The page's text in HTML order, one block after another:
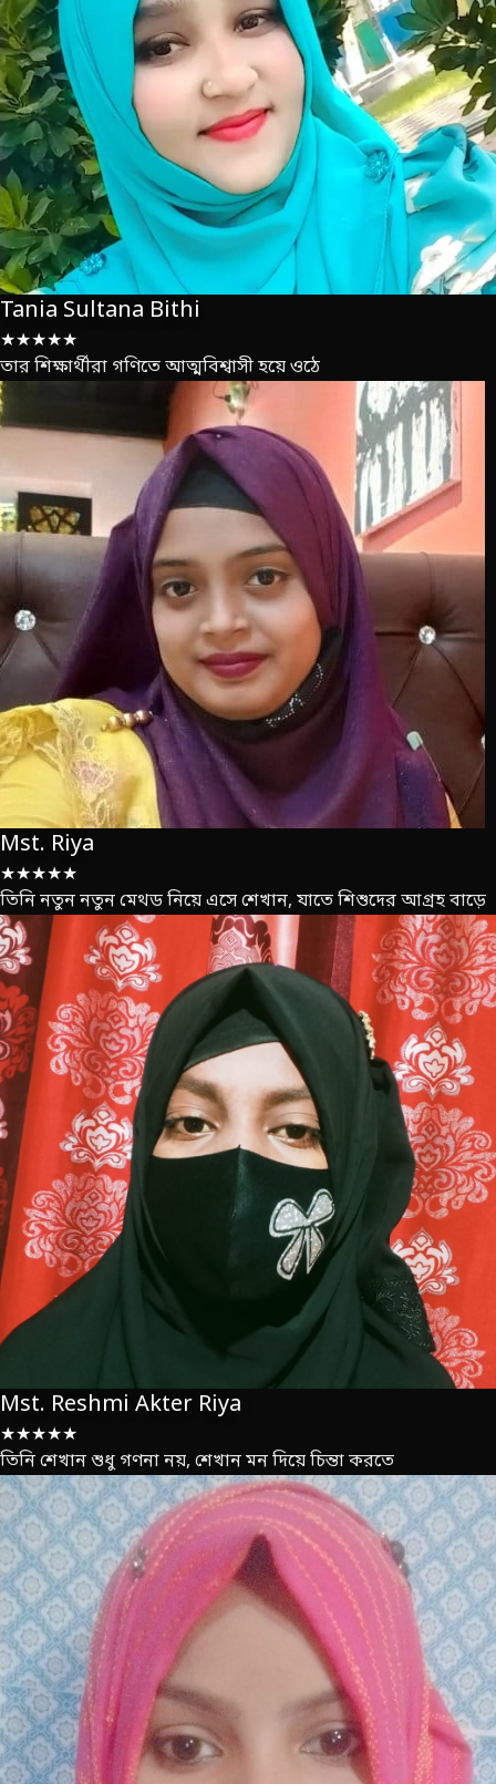
Tania Sultana Bithi
★★★★★
তার শিক্ষার্থীরা গণিতে আত্মবিশ্বাসী হয়ে ওঠে
Mst. Riya
★★★★★
তিনি নতুন নতুন মেথড নিয়ে এসে শেখান, যাতে শিশুদের আগ্রহ বাড়ে
Mst. Reshmi Akter Riya
★★★★★
তিনি শেখান শুধু গণনা নয়, শেখান মন দিয়ে চিন্তা করতে